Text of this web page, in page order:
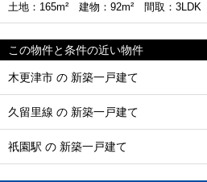
土地：165m² 建物：92m² 間取：3LDK
この物件と条件の近い物件
木更津市 の 新築一戸建て
久留里線 の 新築一戸建て
祇園駅 の 新築一戸建て